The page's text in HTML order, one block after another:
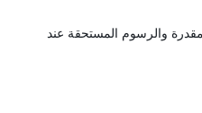
والرسوم المستحقة عند